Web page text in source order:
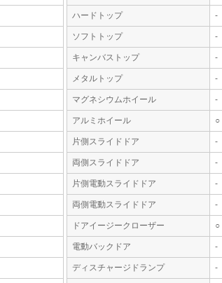
ハードトップ -
ソフトトップ -
キャンバストップ -
メタルトップ -
マグネシウムホイール -
アルミホイール ○
片側スライドドア -
両側スライドドア -
片側電動スライドドア -
両側電動スライドドア -
ドアイージークローザー ○
電動バックドア -
ディスチャージドランプ -